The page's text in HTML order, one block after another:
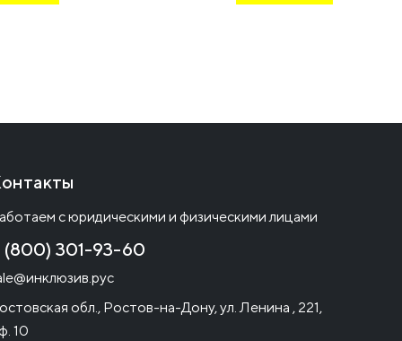
с юридическими и физическими лицами
(800) 301-93-60
обл., Ростов-на-Дону, ул. Ленина , 221,
10